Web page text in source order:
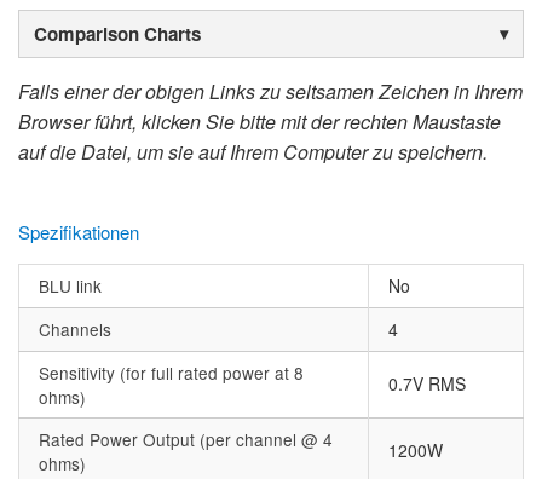
Comparison Charts
Falls einer der obigen Links zu seltsamen Zeichen in Ihrem
Browser führt, klicken Sie bitte mit der rechten Maustaste
auf die Datei, um sie auf Ihrem Computer zu speichern.
Spezifikationen
BLU link
No
Channels
4
Sensitivity (for full rated power at 8
ohms)
0.7V RMS
Rated Power Output (per channel @ 4
ohms)
1200W